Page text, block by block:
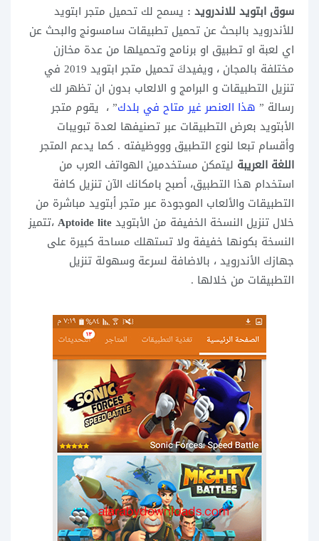
سوق ابتويد للاندرويد : يسمح لك تحميل متجر ابتويد
للأندرويد بالبحث عن تحميل تطبيقات سامسونج والبحث عن
اي لعبة او تطبيق او برنامج وتحميلها من عدة مخازن
مختلفة بالمجان ، ويفيدكَ تحميل متجر ابتويد 2019 في
تنزيل التطبيقات و البرامج و الالعاب بدون ان تظهر لك
رسالة ” هذا العنصر غير متاح في بلدك” ، يقوم متجر
الأبتويد بعرض التطبيقات عبر تصنيفها لعدة تبويبات
وأقسام تبعا لنوع التطبيق وووظيفته . كما يدعم المتجر
اللغة العريبة ليتمكن مستخدمين الهواتف العرب من
استخدام هذا التطبيق، أصبح بامكانك الآن تنزيل كافة
التطبيقات والألعاب الموجودة عبر متجر أبتويد مباشرة من
خلال تنزيل النسخة الخفيفة من الأبتويدAptoide lite،تتميز
النسخة بكونها خفيفة ولا تستهلك مساحة كبيرة على
جهازك الأندرويد ، بالاضافة لسرعة وسهولة تنزيل
التطبيقات من خلالها .